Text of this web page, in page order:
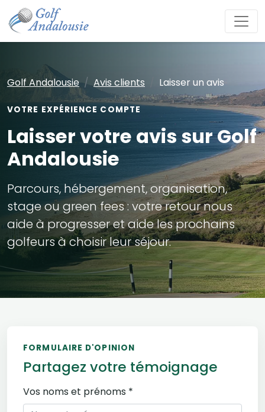
Golf Andalousie Avis clients Laisser un avis
VOTRE EXPÉRIENCE COMPTE
Laisser votre avis sur Golf
Andalousie
Parcours, hébergement, organisation,
stage ou green fees : votre retour nous
aide à progresser et aide les prochains
golfeurs à choisir leur séjour.
FORMULAIRE D'OPINION
Partagez votre témoignage
Vos noms et prénoms *